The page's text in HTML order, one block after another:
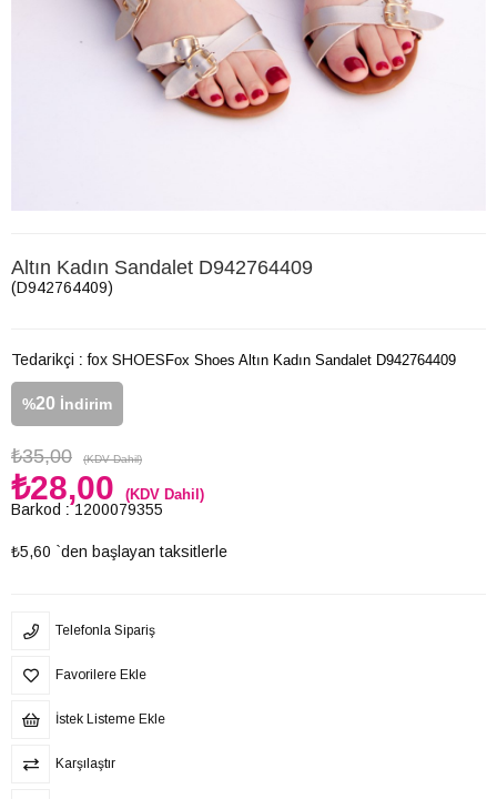
Altın Kadın Sandalet D942764409
(D942764409)
Tedarikçi : fox SHOES
%20 İndirim
₺35,00 (KDV Dahil)
₺28,00 (KDV Dahil)
Barkod : 1200079355
₺5,60 `den başlayan taksitlerle
Fox Shoes Altın Kadın Sandalet D942764409
Telefonla Sipariş
Favorilere Ekle
İstek Listeme Ekle
Karşılaştır